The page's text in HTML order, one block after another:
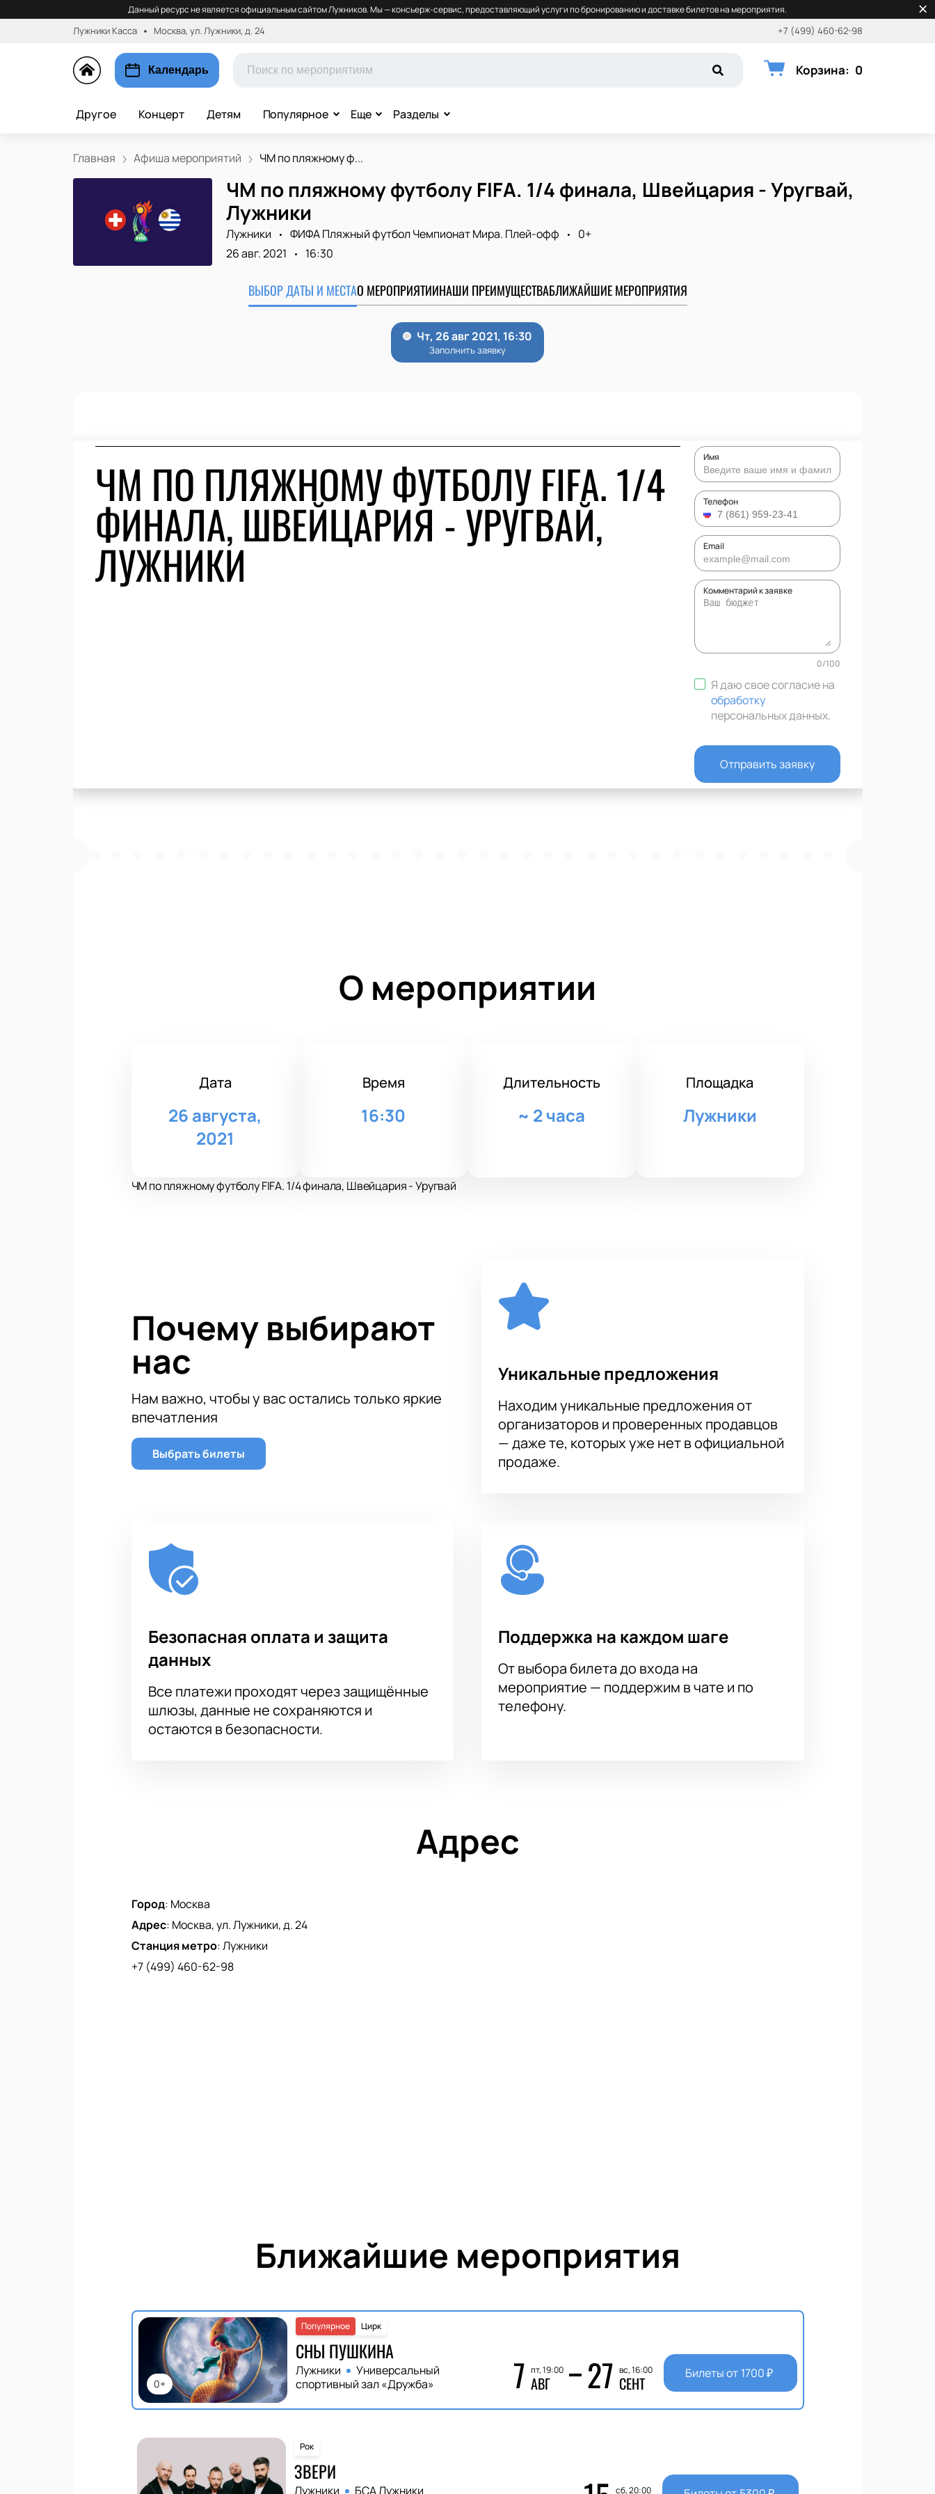
Данный ресурс не является официальным сайтом Лужников. Мы — консьерж-сервис, предоставляющий услуги по бронированию и доставке билетов на мероприятия.
Лужники Касса Москва, ул. Лужники, д. 24 +7 (499) 460-62-98
Календарь Корзина: 0
Другое Концерт Детям Популярное Еще Разделы
Главная Афиша мероприятий ЧМ по пляжному ф...
ЧМ по пляжному футболу FIFA. 1/4 финала, Швейцария - Уругвай,
Лужники
Лужники ФИФА Пляжный футбол Чемпионат Мира. Плей-офф
0+
26 авг. 2021
16:30
ВЫБОР ДАТЫ И МЕСТАО МЕРОПРИЯТИИНАШИ ПРЕИМУЩЕСТВАБЛИЖАЙШИЕ МЕРОПРИЯТИЯ
ЧМ ПО ПЛЯЖНОМУ ФУТБОЛУ FIFA. 1/4
ФИНАЛА, ШВЕЙЦАРИЯ - УРУГВАЙ,
ЛУЖНИКИ
Имя
Телефон
Email
Комментарий к заявке
0/100
Я даю свое согласие на
обработку
персональных данных.
Отправить заявку
О мероприятии
Дата
26 августа,
2021
Время
16:30
Длительность
~ 2 часа
Площадка
Лужники
ЧМ по пляжному футболу FIFA. 1/4 финала, Швейцария - Уругвай
Почему выбирают
нас
Нам важно, чтобы у вас остались только яркие
впечатления
Выбрать билеты
Уникальные предложения
Находим уникальные предложения от
организаторов и проверенных продавцов
— даже те, которых уже нет в официальной
продаже.
Безопасная оплата и защита
данных
Все платежи проходят через защищённые
шлюзы, данные не сохраняются и
остаются в безопасности.
Поддержка на каждом шаге
От выбора билета до входа на
мероприятие — поддержим в чате и по
телефону.
Адрес
Город: Москва
Адрес: Москва, ул. Лужники, д. 24
Станция метро:Лужники
+7 (499) 460-62-98
Ближайшие мероприятия
0+
Цирк
Популярное
СНЫ ПУШКИНА
Лужники
Универсальный
спортивный зал «Дружба»
7 пт, 19:00
АВГ 27 вс, 16:00
СЕНТ Билеты от 1700₽
Рок
ЗВЕРИ
Лужники БСА Лужники сб, 20:00